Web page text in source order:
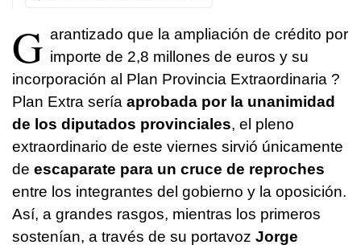
G arantizado que la ampliación de crédito por
importe de 2,8 millones de euros y su
incorporación al Plan Provincia Extraordinaria ?
Plan Extra sería aprobada por la unanimidad
de los diputados provinciales, el pleno
extraordinario de este viernes sirvió únicamente
de escaparate para un cruce de reproches
entre los integrantes del gobierno y la oposición.
Así, a grandes rasgos, mientras los primeros
sostenían, a través de su portavoz Jorge